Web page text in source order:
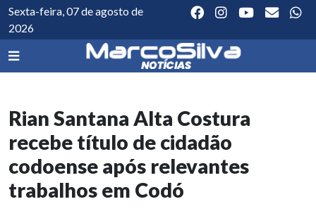
Sexta-feira, 07 de agosto de
2026
Rian Santana Alta Costura
recebe título de cidadão
codoense após relevantes
trabalhos em Codó